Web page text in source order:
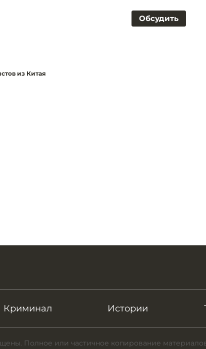
Обсудить
из Китая
Криминал Истории
Полное или частичное копирование